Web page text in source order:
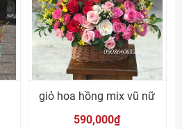
giỏ hoa hồng mix vũ nữ
590,000₫